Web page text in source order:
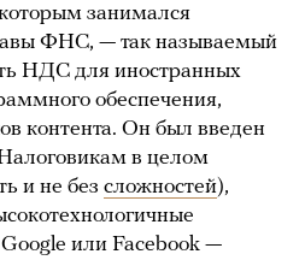
занимался
ФНС, — так называемый
НДС для иностранных
обеспечения,
контента. Он был введен
в целом
и не без сложностей),
или Facebook —